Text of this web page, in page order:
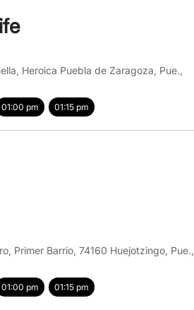
Heroica Puebla de Zaragoza, Pue.,
01:00 pm 01:15 pm
Primer Barrio, 74160 Huejotzingo, Pue.,
01:00 pm 01:15 pm